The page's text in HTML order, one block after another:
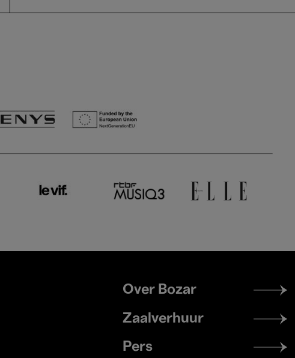
Footer
menu
Over Bozar
Zaalverhuur
Pers